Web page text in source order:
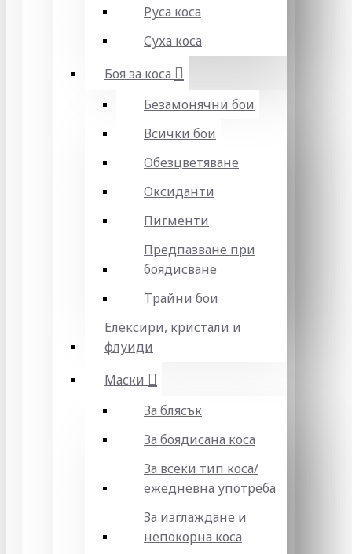
Руса коса
Суха коса
Боя за коса
Безамонячни бои
Всички бои
Обезцветяване
Оксиданти
Пигменти
Предпазване при
боядисване
Трайни бои
Елексири, кристали и
флуиди
Маски
За блясък
За боядисана коса
За всеки тип коса/
ежедневна употреба
За изглаждане и
непокорна коса